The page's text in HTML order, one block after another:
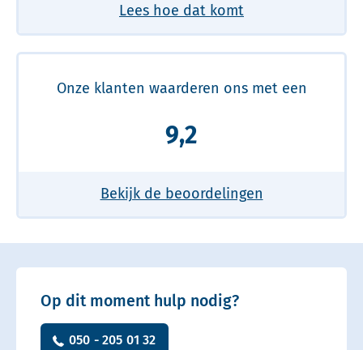
Lees hoe dat komt
Onze klanten waarderen ons met een
9,2
Bekijk de beoordelingen
Op dit moment hulp nodig?
050 - 205 01 32